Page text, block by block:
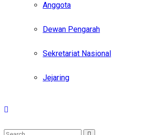
Anggota
Dewan Pengarah
Sekretariat Nasional
Jejaring